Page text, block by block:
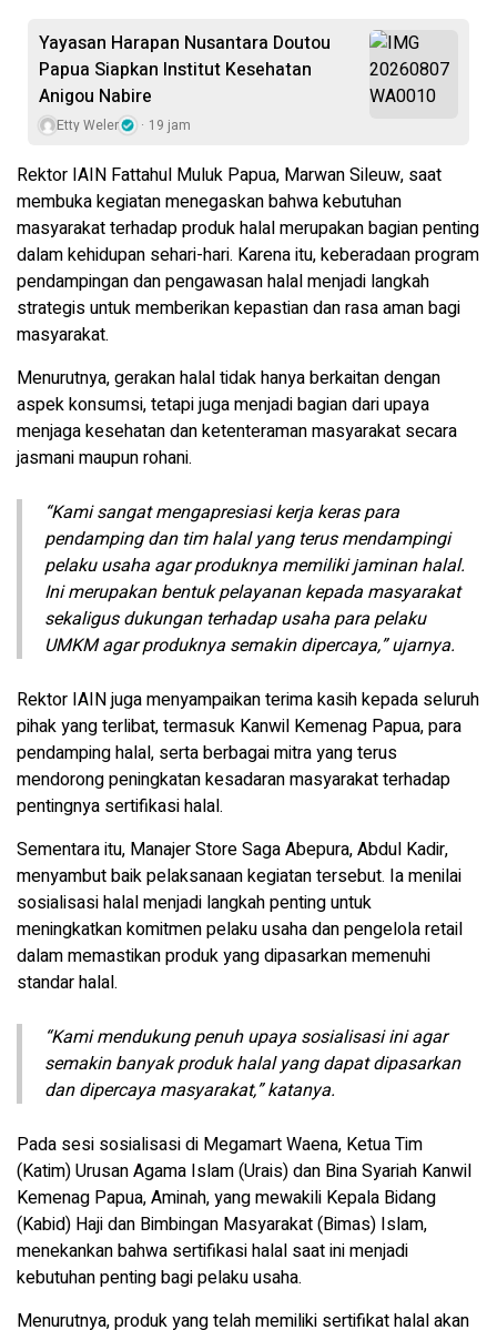
Yayasan Harapan Nusantara Doutou
Papua Siapkan Institut Kesehatan
Anigou Nabire
Etty Weler 19 jam
Rektor IAIN Fattahul Muluk Papua, Marwan Sileuw, saat
membuka kegiatan menegaskan bahwa kebutuhan
masyarakat terhadap produk halal merupakan bagian penting
dalam kehidupan sehari-hari. Karena itu, keberadaan program
pendampingan dan pengawasan halal menjadi langkah
strategis untuk memberikan kepastian dan rasa aman bagi
masyarakat.
Menurutnya, gerakan halal tidak hanya berkaitan dengan
aspek konsumsi, tetapi juga menjadi bagian dari upaya
menjaga kesehatan dan ketenteraman masyarakat secara
jasmani maupun rohani.
“Kami sangat mengapresiasi kerja keras para
pendamping dan tim halal yang terus mendampingi
pelaku usaha agar produknya memiliki jaminan halal.
Ini merupakan bentuk pelayanan kepada masyarakat
sekaligus dukungan terhadap usaha para pelaku
UMKM agar produknya semakin dipercaya,” ujarnya.
Rektor IAIN juga menyampaikan terima kasih kepada seluruh
pihak yang terlibat, termasuk Kanwil Kemenag Papua, para
pendamping halal, serta berbagai mitra yang terus
mendorong peningkatan kesadaran masyarakat terhadap
pentingnya sertifikasi halal.
Sementara itu, Manajer Store Saga Abepura, Abdul Kadir,
menyambut baik pelaksanaan kegiatan tersebut. Ia menilai
sosialisasi halal menjadi langkah penting untuk
meningkatkan komitmen pelaku usaha dan pengelola retail
dalam memastikan produk yang dipasarkan memenuhi
standar halal.
“Kami mendukung penuh upaya sosialisasi ini agar
semakin banyak produk halal yang dapat dipasarkan
dan dipercaya masyarakat,” katanya.
Pada sesi sosialisasi di Megamart Waena, Ketua Tim
(Katim) Urusan Agama Islam (Urais) dan Bina Syariah Kanwil
Kemenag Papua, Aminah, yang mewakili Kepala Bidang
(Kabid) Haji dan Bimbingan Masyarakat (Bimas) Islam,
menekankan bahwa sertifikasi halal saat ini menjadi
kebutuhan penting bagi pelaku usaha.
Menurutnya, produk yang telah memiliki sertifikat halal akan